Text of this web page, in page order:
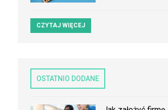
CZYTAJ WIĘCEJ
OSTATNIO DODANE